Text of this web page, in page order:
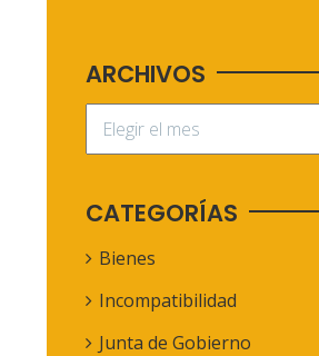
ARCHIVOS
CATEGORÍAS
Bienes
Incompatibilidad
Junta de Gobierno